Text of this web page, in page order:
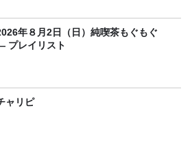
年８月2日（日）純喫茶もぐもぐ
プレイリスト
ャリピ